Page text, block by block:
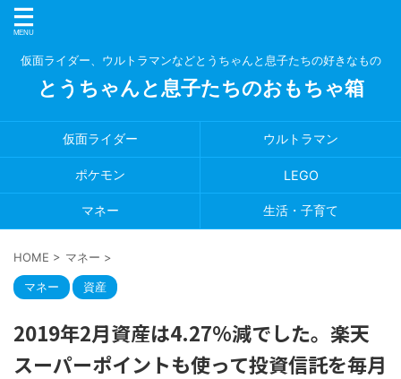
仮面ライダー、ウルトラマンなどとうちゃんと息子たちの好きなもの
とうちゃんと息子たちのおもちゃ箱
仮面ライダー ウルトラマン
ポケモン LEGO
マネー 生活・子育て
HOME > マネー >
マネー 資産
2019年2月資産は4.27%減でした。楽天
スーパーポイントも使って投資信託を毎月